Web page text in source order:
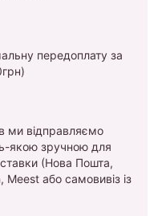
передоплату за
ми відправляємо
якою зручною для
(Нова Пошта,
або самовивіз із